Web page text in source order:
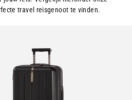
travel reisgenoot te vinden.